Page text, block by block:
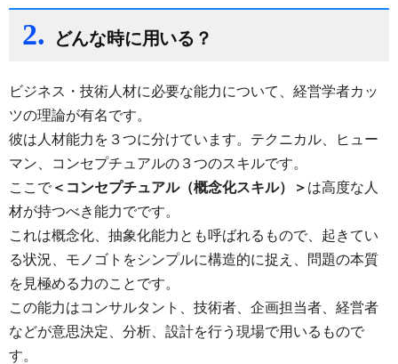
2. どんな時に用いる？
ビジネス・技術人材に必要な能力について、経営学者カッ
ツの理論が有名です。
彼は人材能力を３つに分けています。テクニカル、ヒュー
マン、コンセプチュアルの３つのスキルです。
ここで ＜コンセプチュアル（概念化スキル）＞ は高度な人
材が持つべき能力でです。
これは概念化、抽象化能力とも呼ばれるもので、起きてい
る状況、モノゴトをシンプルに構造的に捉え、問題の本質
を見極める力のことです。
この能力はコンサルタント、技術者、企画担当者、経営者
などが意思決定、分析、設計を行う現場で用いるもので
す。